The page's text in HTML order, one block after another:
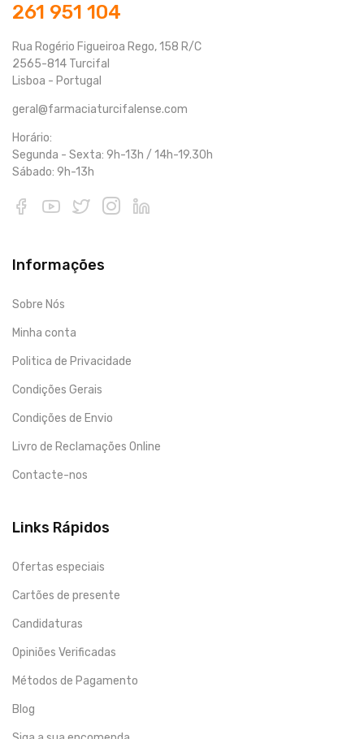
261 951 104
Rua Rogério Figueiroa Rego, 158 R/C
2565-814 Turcifal
Lisboa - Portugal
geral@farmaciaturcifalense.com
Horário:
Segunda - Sexta: 9h-13h / 14h-19.30h
Sábado: 9h-13h
Informações
Sobre Nós
Minha conta
Politica de Privacidade
Condições Gerais
Condições de Envio
Livro de Reclamações Online
Contacte-nos
Links Rápidos
Ofertas especiais
Cartões de presente
Candidaturas
Opiniões Verificadas
Métodos de Pagamento
Blog